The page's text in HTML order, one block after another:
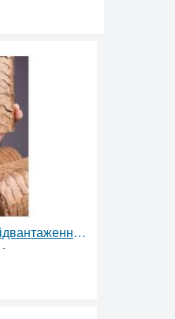
Деревні брикети — відвантаження від 22 тонн по Україні
-